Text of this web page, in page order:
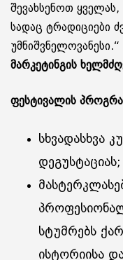
შევახსენოთ
სადაც ტრადიციები
უმნიშვნელოვანესი.“
მარკეტინგის
ფესტივალის
სხვადასხვა
დეგუსტაციას;
სტუმრებს
ისტორიისა